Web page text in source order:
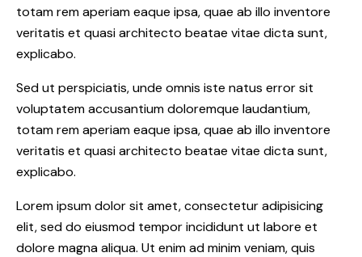
totam rem aperiam eaque ipsa, quae ab illo inventore
veritatis et quasi architecto beatae vitae dicta sunt,
explicabo.
Sed ut perspiciatis, unde omnis iste natus error sit
voluptatem accusantium doloremque laudantium,
totam rem aperiam eaque ipsa, quae ab illo inventore
veritatis et quasi architecto beatae vitae dicta sunt,
explicabo.
Lorem ipsum dolor sit amet, consectetur adipisicing
elit, sed do eiusmod tempor incididunt ut labore et
dolore magna aliqua. Ut enim ad minim veniam, quis